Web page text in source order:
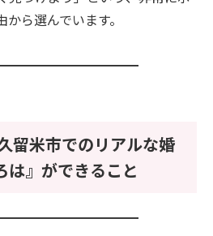
ら選んでいます。
留米市でのリアルな婚
は』ができること